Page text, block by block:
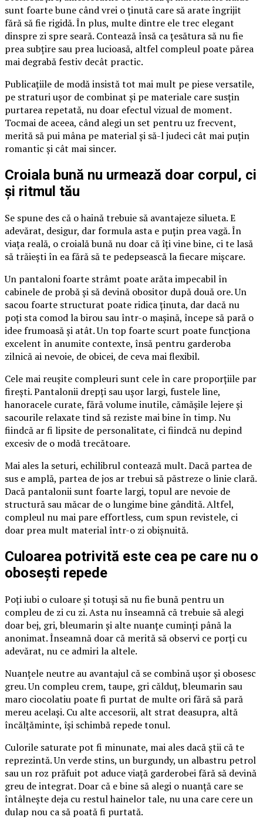
sunt foarte bune când vrei o ținută care să arate îngrijit
fără să fie rigidă. În plus, multe dintre ele trec elegant
dinspre zi spre seară. Contează însă ca țesătura să nu fie
prea subțire sau prea lucioasă, altfel compleul poate părea
mai degrabă festiv decât practic.
Publicațiile de modă insistă tot mai mult pe piese versatile,
pe straturi ușor de combinat și pe materiale care susțin
purtarea repetată, nu doar efectul vizual de moment.
Tocmai de aceea, când alegi un set pentru uz frecvent,
merită să pui mâna pe material și să-l judeci cât mai puțin
romantic și cât mai sincer.
Croiala bună nu urmează doar corpul, ci
și ritmul tău
Se spune des că o haină trebuie să avantajeze silueta. E
adevărat, desigur, dar formula asta e puțin prea vagă. În
viața reală, o croială bună nu doar că îți vine bine, ci te lasă
să trăiești în ea fără să te pedepsească la fiecare mișcare.
Un pantaloni foarte strâmt poate arăta impecabil în
cabinele de probă și să devină obositor după două ore. Un
sacou foarte structurat poate ridica ținuta, dar dacă nu
poți sta comod la birou sau într-o mașină, începe să pară o
idee frumoasă și atât. Un top foarte scurt poate funcționa
excelent în anumite contexte, însă pentru garderoba
zilnică ai nevoie, de obicei, de ceva mai flexibil.
Cele mai reușite compleuri sunt cele în care proporțiile par
firești. Pantalonii drepți sau ușor largi, fustele line,
hanoracele curate, fără volume inutile, cămășile lejere și
sacourile relaxate tind să reziste mai bine în timp. Nu
fiindcă ar fi lipsite de personalitate, ci fiindcă nu depind
excesiv de o modă trecătoare.
Mai ales la seturi, echilibrul contează mult. Dacă partea de
sus e amplă, partea de jos ar trebui să păstreze o linie clară.
Dacă pantalonii sunt foarte largi, topul are nevoie de
structură sau măcar de o lungime bine gândită. Altfel,
compleul nu mai pare effortless, cum spun revistele, ci
doar prea mult material într-o zi obișnuită.
Culoarea potrivită este cea pe care nu o
obosești repede
Poți iubi o culoare și totuși să nu fie bună pentru un
compleu de zi cu zi. Asta nu înseamnă că trebuie să alegi
doar bej, gri, bleumarin și alte nuanțe cuminți până la
anonimat. Înseamnă doar că merită să observi ce porți cu
adevărat, nu ce admiri la altele.
Nuanțele neutre au avantajul că se combină ușor și obosesc
greu. Un compleu crem, taupe, gri călduț, bleumarin sau
maro ciocolatiu poate fi purtat de multe ori fără să pară
mereu același. Cu alte accesorii, alt strat deasupra, altă
încălțăminte, își schimbă repede tonul.
Culorile saturate pot fi minunate, mai ales dacă știi că te
reprezintă. Un verde stins, un burgundy, un albastru petrol
sau un roz prăfuit pot aduce viață garderobei fără să devină
greu de integrat. Doar că e bine să alegi o nuanță care se
întâlnește deja cu restul hainelor tale, nu una care cere un
dulap nou ca să poată fi purtată.